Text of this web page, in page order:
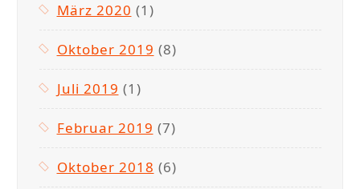
März 2020 (1)
Oktober 2019 (8)
Juli 2019 (1)
Februar 2019 (7)
Oktober 2018 (6)